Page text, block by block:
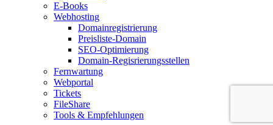
E-Books
Webhosting
Domainregistrierung
Preisliste-Domain
SEO-Optimierung
Domain-Regisrierungsstellen
Fernwartung
Webportal
Tickets
FileShare
Tools & Empfehlungen